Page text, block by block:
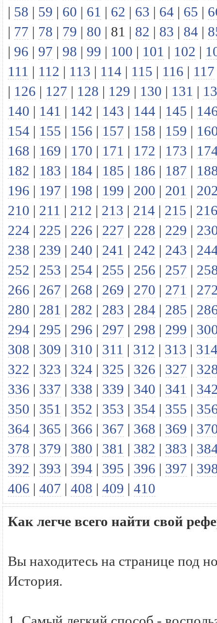
| 58 | 59 | 60 | 61 | 62 | 63 | 64 | 65 |
| 77 | 78 | 79 | 80 | 81 | 82 | 83 | 84 |
| 96 | 97 | 98 | 99 | 100 | 101 | 102 |
111 | 112 | 113 | 114 | 115 | 116 | 117
| 126 | 127 | 128 | 129 | 130 | 131 |
140 | 141 | 142 | 143 | 144 | 145 |
154 | 155 | 156 | 157 | 158 | 159 |
168 | 169 | 170 | 171 | 172 | 173 |
182 | 183 | 184 | 185 | 186 | 187 |
196 | 197 | 198 | 199 | 200 | 201 |
210 | 211 | 212 | 213 | 214 | 215 |
224 | 225 | 226 | 227 | 228 | 229 |
238 | 239 | 240 | 241 | 242 | 243 |
252 | 253 | 254 | 255 | 256 | 257 |
266 | 267 | 268 | 269 | 270 | 271 |
280 | 281 | 282 | 283 | 284 | 285 |
294 | 295 | 296 | 297 | 298 | 299 |
308 | 309 | 310 | 311 | 312 | 313 |
322 | 323 | 324 | 325 | 326 | 327 |
336 | 337 | 338 | 339 | 340 | 341 |
350 | 351 | 352 | 353 | 354 | 355 |
364 | 365 | 366 | 367 | 368 | 369 |
378 | 379 | 380 | 381 | 382 | 383 |
392 | 393 | 394 | 395 | 396 | 397 |
406 | 407 | 408 | 409 | 410
Как легче всего найти свой
Вы находитесь на странице под
История.